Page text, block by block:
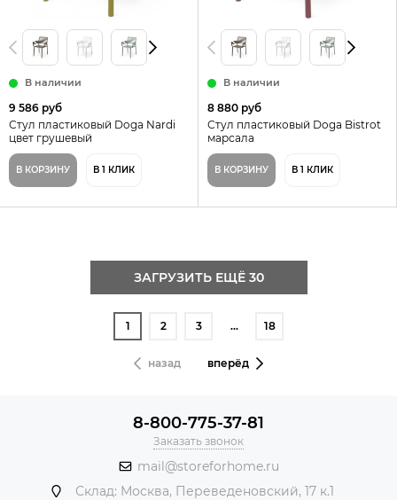
В наличии
9 586 руб
Стул пластиковый Doga Nardi
цвет грушевый
В КОРЗИНУ В 1 КЛИК
В наличии
8 880 руб
Стул пластиковый Doga Bistrot
марсала
В КОРЗИНУ В 1 КЛИК
ЗАГРУЗИТЬ ЕЩЁ 30
назад
1 2 3 … 18
вперёд
8-800-775-37-81
Заказать звонок
mail@storeforhome.ru
Склад: Москва, Переведеновский, 17 к.1